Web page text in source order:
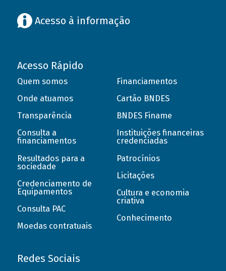
Acesso à informação
Acesso Rápido
Quem somos
Onde atuamos
Transparência
Consulta a
financiamentos
Resultados para a
sociedade
Credenciamento de
Equipamentos
Consulta PAC
Moedas contratuais
Financiamentos
Cartão BNDES
BNDES Finame
Instituições financeiras
credenciadas
Patrocínios
Licitações
Cultura e economia
criativa
Conhecimento
Redes Sociais